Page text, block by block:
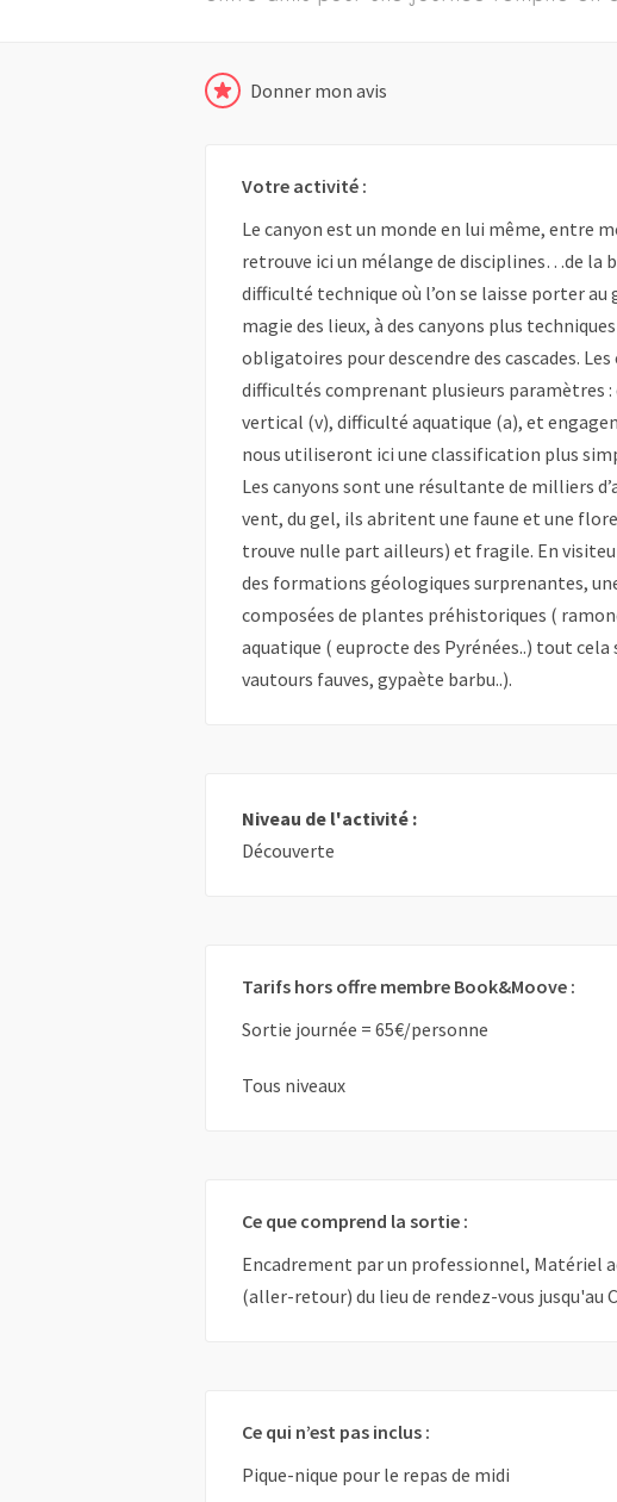
Donner mon avis
Votre activité :
Le canyon est un monde en lui même, entre
retrouve ici un mélange de disciplines…de la
difficulté technique où l’on se laisse porter
magie des lieux, à des canyons plus
obligatoires pour descendre des cascades.
difficultés comprenant plusieurs paramètres
vertical (v), difficulté aquatique (a), et
nous utiliseront ici une classification plus
Les canyons sont une résultante de milliers
vent, du gel, ils abritent une faune et une
trouve nulle part ailleurs) et fragile. En
des formations géologiques surprenantes,
composées de plantes préhistoriques (
aquatique ( euprocte des Pyrénées..) tout cela
vautours fauves, gypaète barbu..).
Niveau de l'activité :
Découverte
Tarifs hors offre membre Book&Moove :
Sortie journée = 65€/personne
Tous niveaux
Ce que comprend la sortie :
Encadrement par un professionnel, Matériel
(aller-retour) du lieu de rendez-vous jusqu'au
Ce qui n’est pas inclus :
Pique-nique pour le repas de midi